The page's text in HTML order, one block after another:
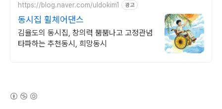
https://blog.naver.com/uldokim1 광고
동시집 휠체어댄스
김율도의 동시집, 창의력 뿜뿜나고 고정관념
타파하는 추천동시, 희망동시